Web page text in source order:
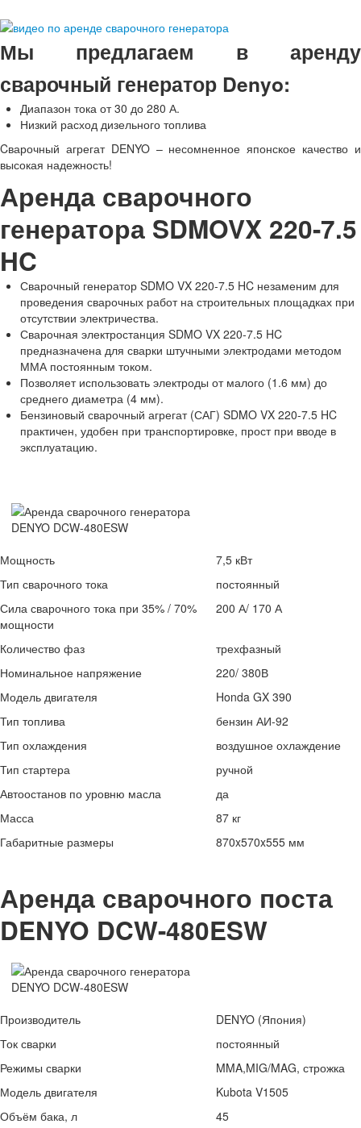
Мы предлагаем в аренду
сварочный генератор Denyo:
Диапазон тока от 30 до 280 А.
Низкий расход дизельного топлива
Cварочный агрегат DENYO – несомненное японское качество и
высокая надежность!
Аренда сварочного
генератора SDMOVX 220-7.5
HC
Сварочный генератор SDMO VX 220-7.5 HC незаменим для
проведения сварочных работ на строительных площадках при
отсутствии электричества.
Сварочная электростанция SDMO VX 220-7.5 HC
предназначена для сварки штучными электродами методом
ММА постоянным током.
Позволяет использовать электроды от малого (1.6 мм) до
среднего диаметра (4 мм).
Бензиновый сварочный агрегат (САГ) SDMO VX 220-7.5 HC
практичен, удобен при транспортировке, прост при вводе в
эксплуатацию.
Мощность
7,5 кВт
Тип сварочного тока
постоянный
Сила сварочного тока при 35% / 70%
мощности
200 А/ 170 А
Количество фаз
трехфазный
Номинальное напряжение
220/ 380В
Модель двигателя
Honda GX 390
Тип топлива
бензин АИ-92
Тип охлаждения
воздушное охлаждение
Тип стартера
ручной
Автоостанов по уровню масла
да
Масса
87 кг
Габаритные размеры
870x570x555 мм
Аренда сварочного поста
DENYO DCW-480ESW
Производитель
DENYO (Япония)
Ток сварки
постоянный
Режимы сварки
MMA,MIG/MAG, строжка
Модель двигателя
Kubota V1505
Объём бака, л
45